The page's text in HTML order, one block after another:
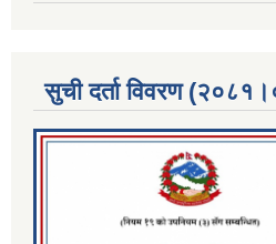
सुची दर्ता विवरण